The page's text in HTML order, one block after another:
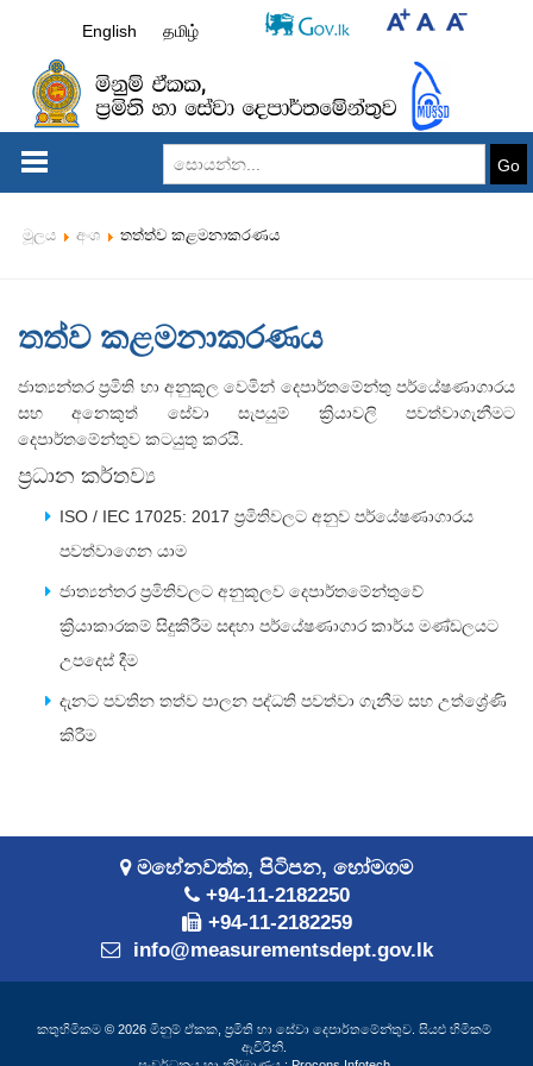
English தமிழ்
Go
මූලය අංශ තත්ත්ව කළමනාකරණය
තත්ව කළමනාකරණය
ජාත්‍යන්තර ප්‍රමිති හා අනුකූල වෙමින් දෙපාර්තමේන්තු පර්යේෂණාගාරය
සහ අනෙකුත් සේවා සැපයුම් ක්‍රියාවලි පවත්වාගැනීමට
දෙපාර්තමේන්තුව කටයුතු කරයි.
ප්‍රධාන කර්තව්‍ය
ISO / IEC 17025: 2017 ප්‍රමිතිවලට අනුව පර්යේෂණාගාරය
පවත්වාගෙන යාම
ජාත්‍යන්තර ප්‍රමිතිවලට අනුකූලව දෙපාර්තමේන්තුවේ
ක්‍රියාකාරකම් සිදුකිරීම සඳහා පර්යේෂණාගාර කාර්ය මණ්ඩලයට
උපදෙස් දීම
දැනට පවතින තත්ව පාලන පද්ධති පවත්වා ගැනීම සහ උත්ශ්‍රේණි
කිරීම
මහේනවත්ත, පිටිපන, හෝමගම
+94-11-2182250
+94-11-2182259
info@measurementsdept.gov.lk
කතුහිමිකම © 2026 මිනුම් ඒකක, ප්‍රමිති හා සේවා දෙපාර්තමේන්තුව. සියළු හිමිකම්
ඇවිරිනි.